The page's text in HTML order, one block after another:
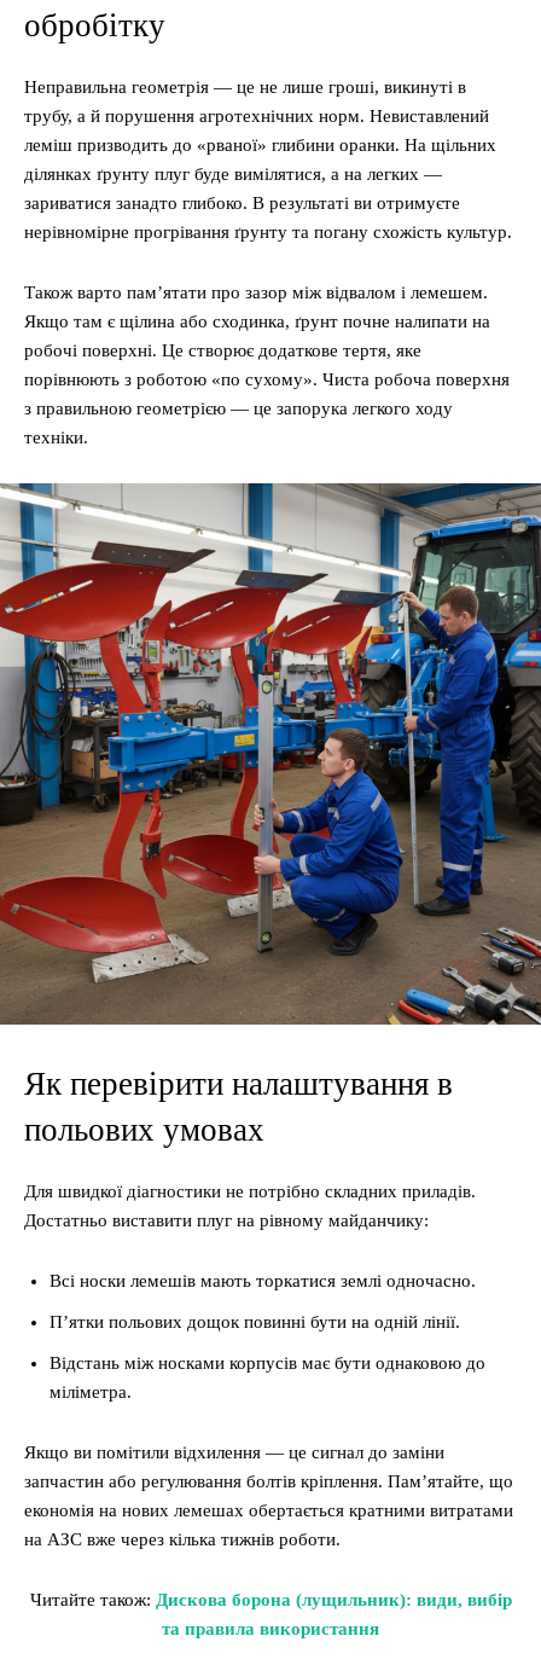
обробітку
Неправильна геометрія — це не лише гроші, викинуті в
трубу, а й порушення агротехнічних норм. Невиставлений
леміш призводить до «рваної» глибини оранки. На щільних
ділянках ґрунту плуг буде вимілятися, а на легких —
зариватися занадто глибоко. В результаті ви отримуєте
нерівномірне прогрівання ґрунту та погану схожість культур.
Також варто пам’ятати про зазор між відвалом і лемешем.
Якщо там є щілина або сходинка, ґрунт почне налипати на
робочі поверхні. Це створює додаткове тертя, яке
порівнюють з роботою «по сухому». Чиста робоча поверхня
з правильною геометрією — це запорука легкого ходу
техніки.
Як перевірити налаштування в
польових умовах
Для швидкої діагностики не потрібно складних приладів.
Достатньо виставити плуг на рівному майданчику:
Всі носки лемешів мають торкатися землі одночасно.
П’ятки польових дощок повинні бути на одній лінії.
Відстань між носками корпусів має бути однаковою до
міліметра.
Якщо ви помітили відхилення — це сигнал до заміни
запчастин або регулювання болтів кріплення. Пам’ятайте, що
економія на нових лемешах обертається кратними витратами
на АЗС вже через кілька тижнів роботи.
Читайте також: Дискова борона (лущильник): види, вибір
та правила використання